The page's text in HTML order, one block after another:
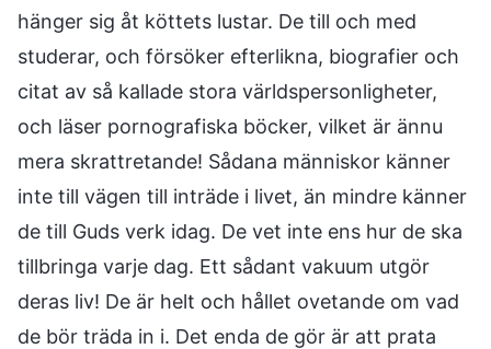
hänger sig åt köttets lustar. De till och med
studerar, och försöker efterlikna, biografier och
citat av så kallade stora världspersonligheter,
och läser pornografiska böcker, vilket är ännu
mera skrattretande! Sådana människor känner
inte till vägen till inträde i livet, än mindre känner
de till Guds verk idag. De vet inte ens hur de ska
tillbringa varje dag. Ett sådant vakuum utgör
deras liv! De är helt och hållet ovetande om vad
de bör träda in i. Det enda de gör är att prata